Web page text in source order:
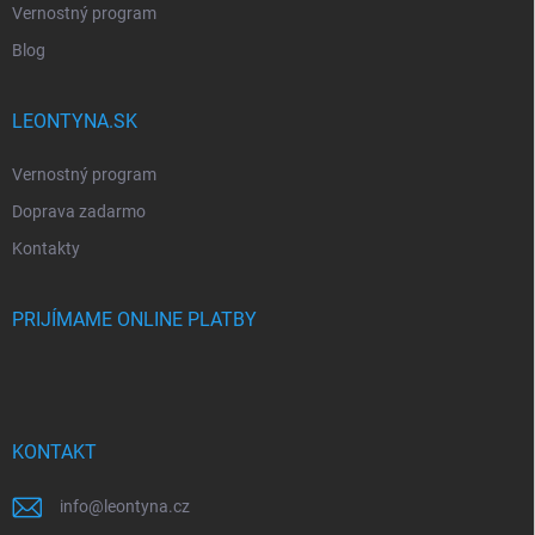
Vernostný program
Blog
LEONTYNA.SK
Vernostný program
Doprava zadarmo
Kontakty
PRIJÍMAME ONLINE PLATBY
KONTAKT
info@ leontyna.cz